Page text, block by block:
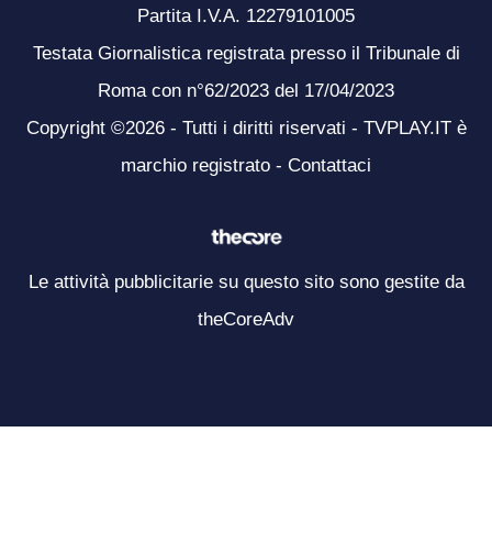
Partita I.V.A. 12279101005
Testata Giornalistica registrata presso il Tribunale di
Roma con n°62/2023 del 17/04/2023
Copyright ©2026 - Tutti i diritti riservati - TVPLAY.IT è
marchio registrato - Contattaci
Le attività pubblicitarie su questo sito sono gestite da
theCoreAdv